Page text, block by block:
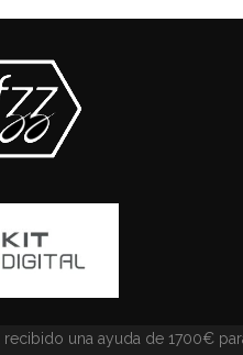
recibido una ayuda de 1700€